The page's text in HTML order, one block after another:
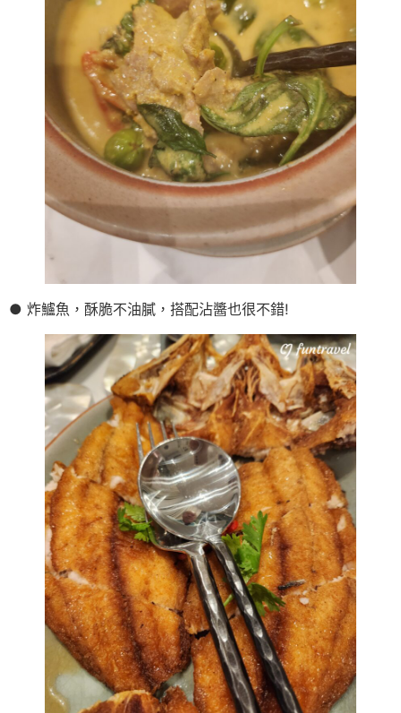
● 炸鱸魚，酥脆不油膩，搭配沾醬也很不錯!